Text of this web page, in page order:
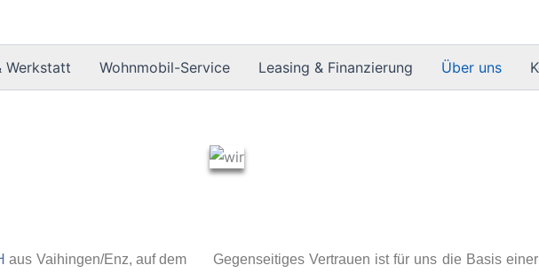
Werkstatt Wohnmobil-Service Leasing & Finanzierung Über uns
aus Vaihingen/Enz, auf dem
Gegenseitiges Vertrauen ist für uns die Basis